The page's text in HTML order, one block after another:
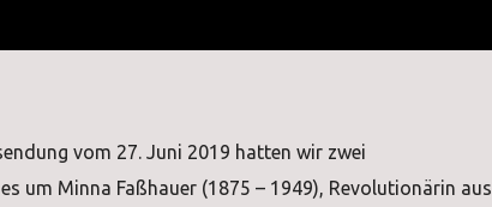
vom 27. Juni 2019 hatten wir zwei
um Minna Faßhauer (1875 – 1949), Revolutionärin aus